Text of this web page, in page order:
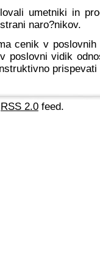
umetniki in
naro?nikov.
cenik v
poslovni vidik
RSS 2.0 feed.